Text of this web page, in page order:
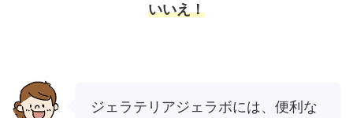
いいえ！
ジェラテリアジェラボには、便利な